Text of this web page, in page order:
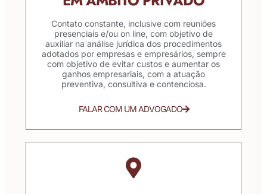
Contato constante, inclusive com reuniões
presenciais e/ou on line, com objetivo de
auxiliar na análise jurídica dos procedimentos
adotados por empresas e empresários, sempre
com objetivo de evitar custos e aumentar os
ganhos empresariais, com a atuação
preventiva, consultiva e contenciosa.
FALAR COM UM ADVOGADO